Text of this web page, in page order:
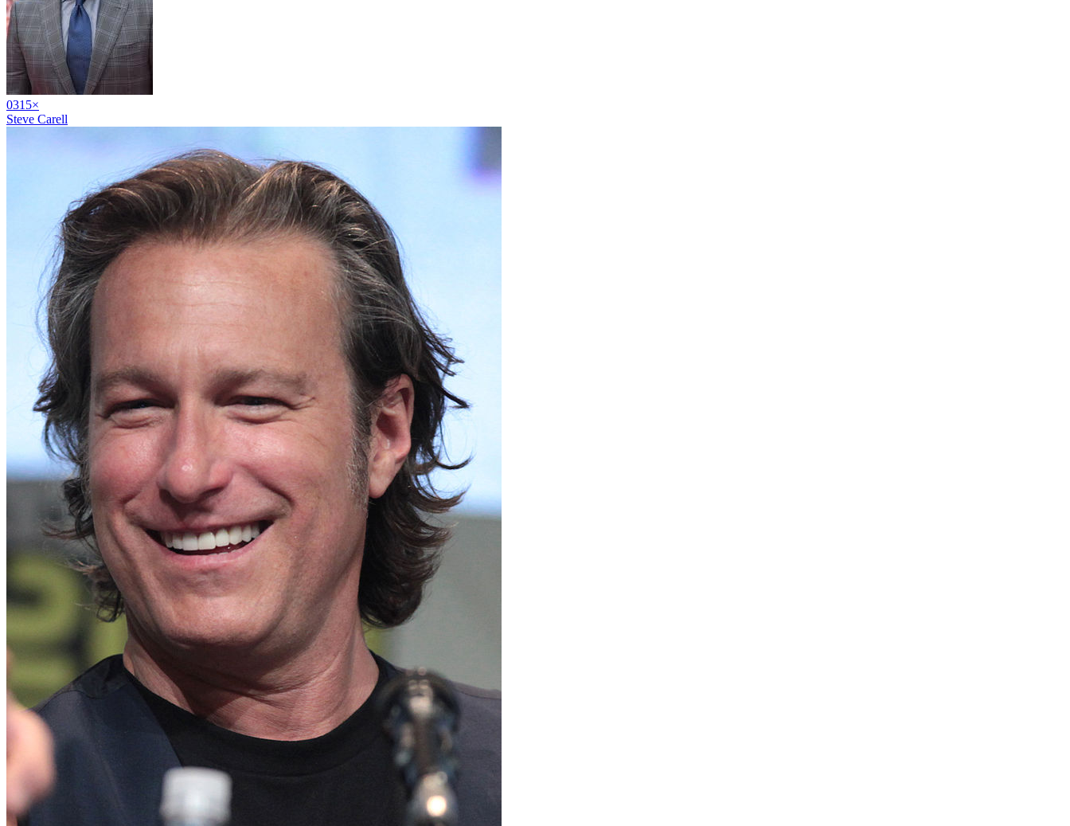
0315×
Steve Carell